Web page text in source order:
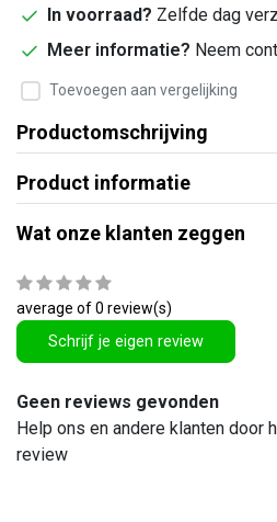
In voorraad? Zelfde dag
Meer informatie? Neem
Toevoegen aan vergelijking
Productomschrijving
Product informatie
Wat onze klanten zeggen
average of 0 review(s)
Schrijf je eigen review
Geen reviews gevonden
Help ons en andere klanten door
review